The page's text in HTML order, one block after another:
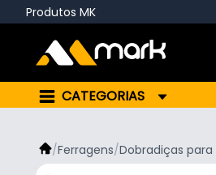
Produtos MK
CATEGORIAS
/Ferragens/Dobradiças para